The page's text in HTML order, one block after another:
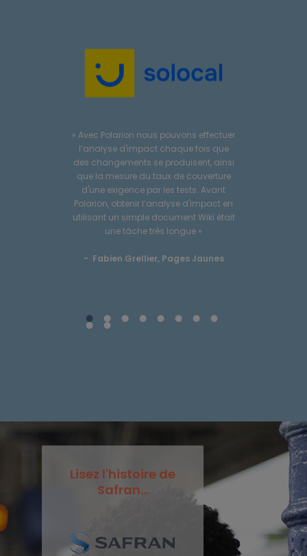
« Grâce à Polarion ALM nous pouvons
gérer sérieusement les exigences
particulièrement complexes du projet
tout en assurant un bon niveau de
qualité. L'outil par son architecture
facilite grandement le travail
collaboratif. »
Lisez l'histoire de
Safran...